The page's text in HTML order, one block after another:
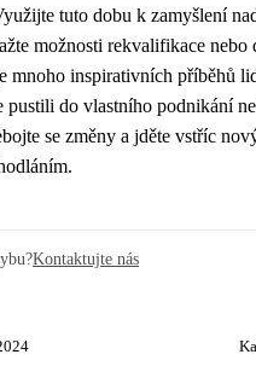
tuto dobu k zamyšlení
možnosti rekvalifikace nebo
mnoho inspirativních příběhů
pustili do vlastního podnikání
se změny a jděte vstříc
Kontaktujte nás